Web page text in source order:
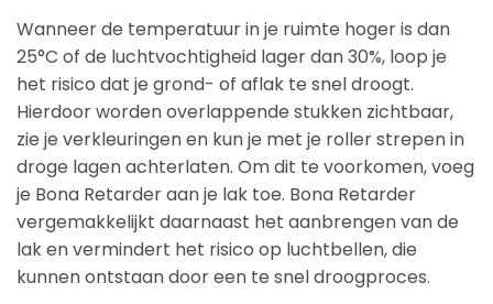
Wanneer de temperatuur in je ruimte hoger is dan
25°C of de luchtvochtigheid lager dan 30%, loop je
het risico dat je grond- of aflak te snel droogt.
Hierdoor worden overlappende stukken zichtbaar,
zie je verkleuringen en kun je met je roller strepen in
droge lagen achterlaten. Om dit te voorkomen, voeg
je Bona Retarder aan je lak toe. Bona Retarder
vergemakkelijkt daarnaast het aanbrengen van de
lak en vermindert het risico op luchtbellen, die
kunnen ontstaan door een te snel droogproces.